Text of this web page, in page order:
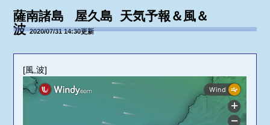
タンク下
平内
四ツ瀬
灯台下
瀬切
薩南諸島 屋久島 天気予報＆風＆
波2020/07/31 14:30更新
[風,波]